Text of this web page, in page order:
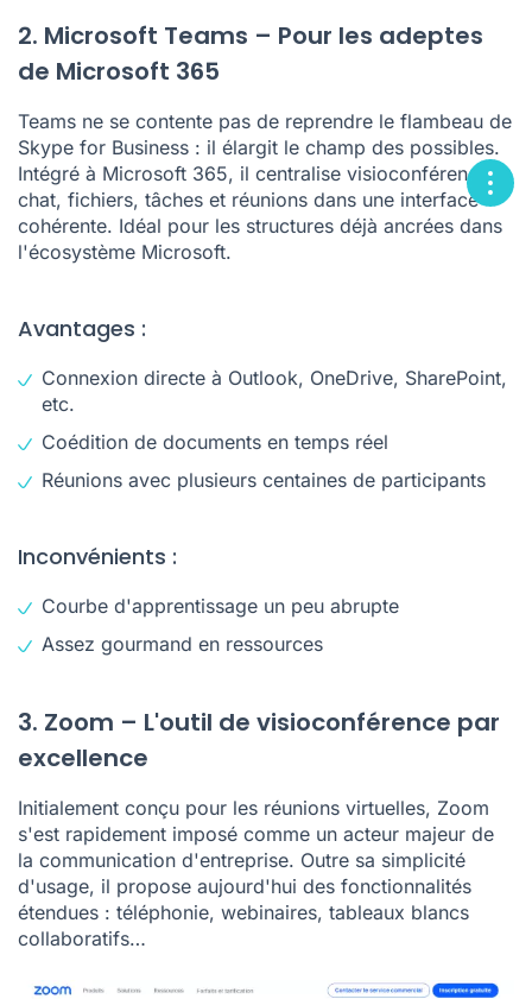
2. Microsoft Teams – Pour les adeptes
de Microsoft 365
Teams ne se contente pas de reprendre le flambeau de
Skype for Business : il élargit le champ des possibles.
Intégré à Microsoft 365, il centralise visioconférences,
chat, fichiers, tâches et réunions dans une interface
cohérente. Idéal pour les structures déjà ancrées dans
l'écosystème Microsoft.
Avantages :
Connexion directe à Outlook, OneDrive, SharePoint,
etc.
Coédition de documents en temps réel
Réunions avec plusieurs centaines de participants
Inconvénients :
Courbe d'apprentissage un peu abrupte
Assez gourmand en ressources
3. Zoom – L'outil de visioconférence par
excellence
Initialement conçu pour les réunions virtuelles, Zoom
s'est rapidement imposé comme un acteur majeur de
la communication d'entreprise. Outre sa simplicité
d'usage, il propose aujourd'hui des fonctionnalités
étendues : téléphonie, webinaires, tableaux blancs
collaboratifs…